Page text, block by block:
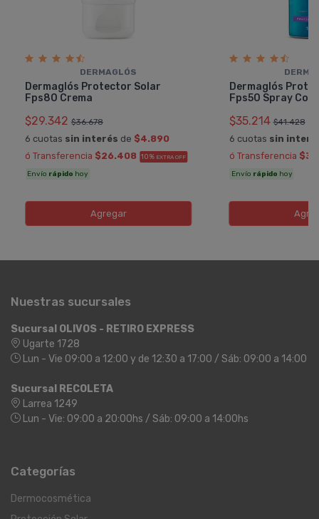
DERMAGLÓS
Dermaglós Protector Solar
Fps80 Crema
$29.342 $36.678
6 cuotas sin interés de $4.890
ó Transferencia $26.408 10% EXTRA OFF
Envío rápido hoy
Agregar
Dermaglós
Fps50 Spray
$35.214 $41.428
6 cuotas sin
ó Transferencia
Envío rápido hoy
Nuestras sucursales
Sucursal OLIVOS - RETIRO EXPRESS
Ugarte 1728
Lun - Vie 09:00 a 12:00 y de 12:30 a 17:00 / Sáb: 09:00 a 14:00
Sucursal RECOLETA
Larrea 1249
Lun - Vie: 09:00 a 20:00hs / Sáb: 09:00 a 14:00hs
Categorías
Dermocosmética